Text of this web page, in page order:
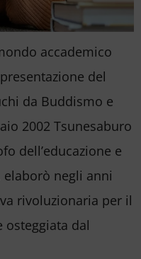
accademico
del
da Buddismo e
2002 Tsunesaburo
dell’educazione e
elaborò negli anni
rivoluzionaria per il
osteggiata dal